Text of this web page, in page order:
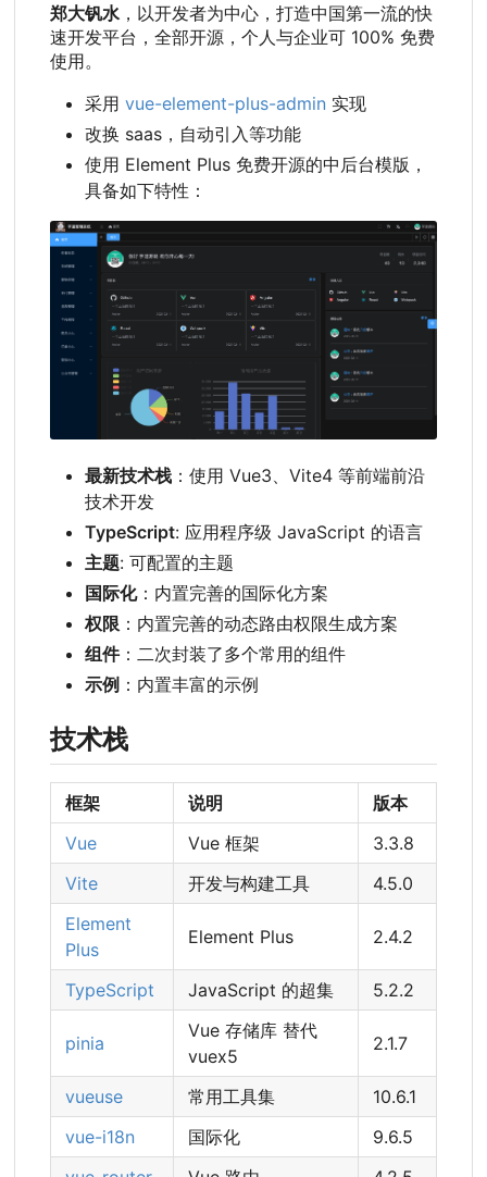
郑大钒水 ，以开发者为中心，打造中国第一流的快
速开发平台，全部开源，个人与企业可 100% 免费
使用。
采用 vue-element-plus-admin 实现
改换 saas ， 自动引入等功能
使用 Element Plus 免费开源的中后台模版，
具备如下特性：
最新技术栈 ：使用 Vue3、Vite4 等前端前沿
技术开发
TypeScript: 应用程序级 JavaScript 的语言
主题: 可配置的主题
国际化：内置完善的国际化方案
权限 ：内置完善的动态路由权限生成方案
组件：二次封装了多个常用的组件
示例 ：内置丰富的示例
技术栈
框架 说明
版本
Vue
Vue 框架
3.3.8
Vite
开发与构建工具
4.5.0
Element
Plus
Element Plus 2.4.2
TypeScript JavaScript 的超集 5.2.2
pinia
Vue 存储库 替代
vuex5
2.1.7
vueuse 常用工具集
10.6.1
vue-i18n
国际化
9.6.5